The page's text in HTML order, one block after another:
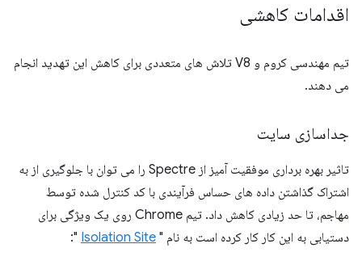
اقدامات کاهشی
تیم مهندسی کروم و V8 تلاش های متعددی برای کاهش این تهدید انجام
می دهند.
جداسازی سایت
تاثیر بهره برداری موفقیت آمیز از Spectre را می توان با جلوگیری از به
اشتراک گذاشتن داده های حساس فرآیندی با کد کنترل شده توسط
مهاجم، تا حد زیادی کاهش داد. تیم Chrome روی یک ویژگی برای
دستیابی به این کار کار کرده است به نام " Isolation Site
":